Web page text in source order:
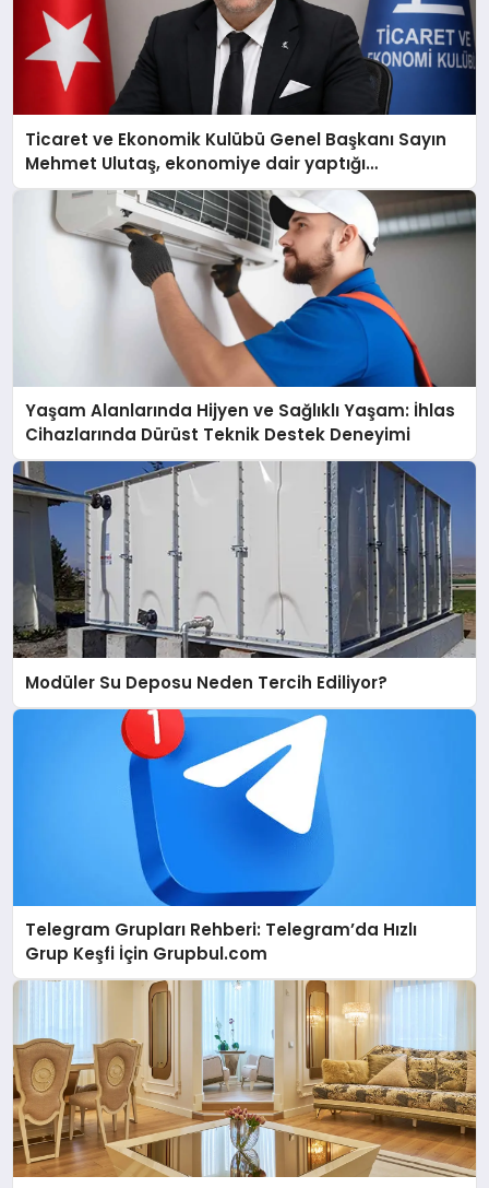
Ticaret ve Ekonomik Kulübü Genel Başkanı Sayın
Mehmet Ulutaş, ekonomiye dair yaptığı
açıklamada şunları kaydetti:
Yaşam Alanlarında Hijyen ve Sağlıklı Yaşam: İhlas
Cihazlarında Dürüst Teknik Destek Deneyimi
Modüler Su Deposu Neden Tercih Ediliyor?
Telegram Grupları Rehberi: Telegram’da Hızlı
Grup Keşfi İçin Grupbul.com